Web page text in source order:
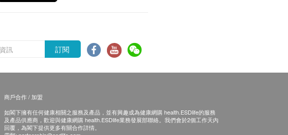
訂閱
商戶合作 / 加盟
如閣下擁有任何健康相關之服務及產品，並有興趣成為健康網購 health.ESDlife的服務
及產品供應商，歡迎與健康網購 health.ESDlife業務發展部聯絡。我們會於2個工作天內
回覆，為閣下提供更多有關合作詳情。